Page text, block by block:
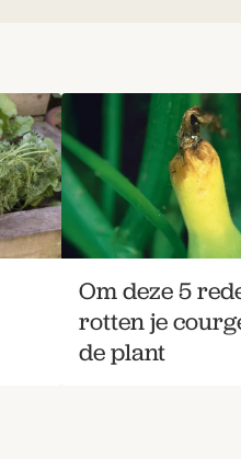
Om deze 5
rotten je
de plant